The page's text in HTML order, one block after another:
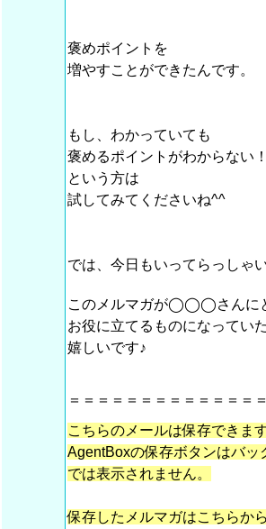
褒めポイントを
増やすことができたんです。
もし、わかっていても
褒めるポイントがわからない！
という方は
試してみてくださいね^^
では、今日もいってらっしゃ
このメルマガが◯◯◯さんに
お役に立てるものになってい
嬉しいです♪
＝＝＝＝＝＝＝＝＝＝＝＝＝
こちらのメールは保存できま
AgentBoxの保存ボタンはバッ
では表示されません。
保存したメルマガはこちらから